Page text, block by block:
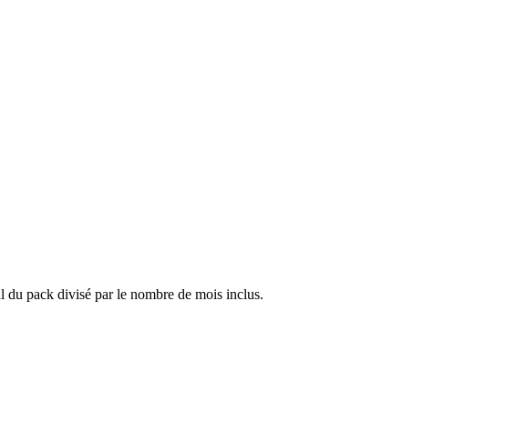
du pack divisé par le nombre de mois inclus.